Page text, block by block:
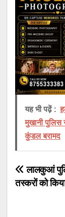
यह भी पढ़ें :
मुखानी पुलिस
कुंडल बरामद
Post
लालकुआं
तस्करों को